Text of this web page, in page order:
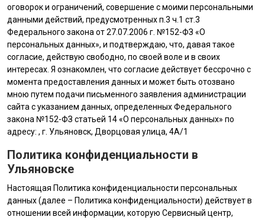
оговорок и ограничений, совершение с моими персональными
данными действий, предусмотренных п.3 ч.1 ст.3
Федерального закона от 27.07.2006 г. №152-ФЗ «О
персональных данных», и подтверждаю, что, давая такое
согласие, действую свободно, по своей воле и в своих
интересах. Я ознакомлен, что согласие действует бессрочно с
момента предоставления данных и может быть отозвано
мною путем подачи письменного заявления администрации
сайта с указанием данных, определенных Федерального
закона №152-ФЗ статьей 14 «О персональных данных» по
адресу: , г. Ульяновск, Дворцовая улица, 4А/1
Политика конфиденциальности в
Ульяновске
Настоящая Политика конфиденциальности персональных
данных (далее – Политика конфиденциальности) действует в
отношении всей информации, которую Сервисный центр,